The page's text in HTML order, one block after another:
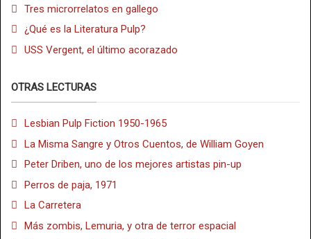
Tres microrrelatos en gallego
¿Qué es la Literatura Pulp?
USS Vergent, el último acorazado
OTRAS LECTURAS
Lesbian Pulp Fiction 1950-1965
La Misma Sangre y Otros Cuentos, de William Goyen
Peter Driben, uno de los mejores artistas pin-up
Perros de paja, 1971
La Carretera
Más zombis, Lemuria, y otra de terror espacial